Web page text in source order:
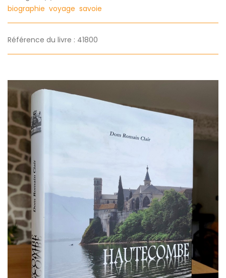
biographie voyage savoie
Référence du livre : 41800